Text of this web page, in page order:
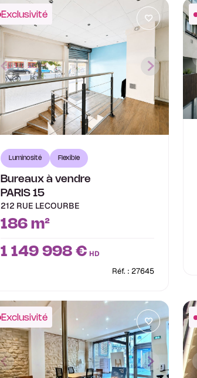
Exclusivité
Luminosité Flexible
Bureaux à vendre
PARIS 15
212 RUE LECOURBE
186 m²
1 149 998 € HD
Réf. : 27645
Exclusivité